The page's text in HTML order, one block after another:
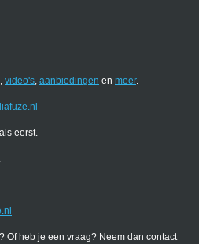
, video's, aanbiedingen en meer.
eerst.
.
Of heb je een vraag? Neem dan contact